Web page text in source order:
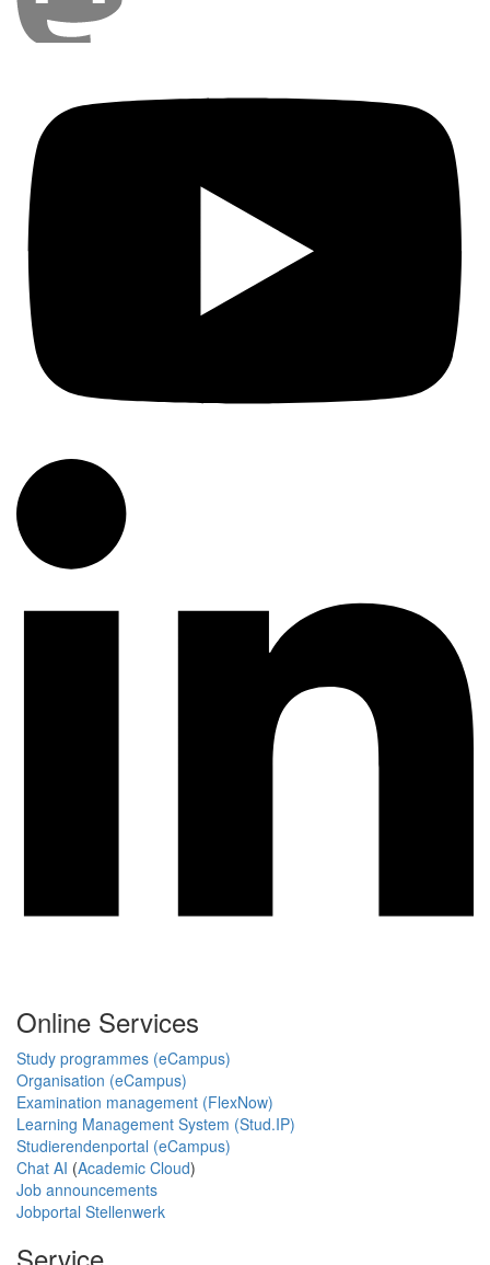
Online Services
Study programmes (eCampus)
Organisation (eCampus)
Examination management (FlexNow)
Learning Management System (Stud.IP)
Studierendenportal (eCampus)
Chat AI (Academic Cloud)
Job announcements
Jobportal Stellenwerk